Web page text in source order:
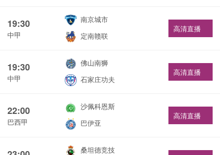
19:30
中甲
南京城市
定南赣联
高清直播
19:30
中甲
佛山南狮
石家庄功夫
高清直播
22:00
巴西甲
沙佩科恩斯
巴伊亚
高清直播
桑坦德竞技